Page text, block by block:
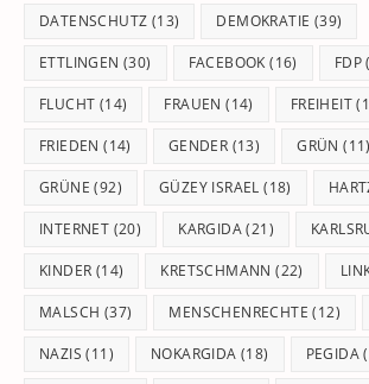
DATENSCHUTZ (13) DEMOKRATIE (39)
ETTLINGEN (30) FACEBOOK (16) FDP
FLUCHT (14) FRAUEN (14) FREIHEIT
FRIEDEN (14) GENDER (13) GRÜN (11)
GRÜNE (92) GÜZEY ISRAEL (18)
INTERNET (20) KARGIDA(21)
KINDER (14) KRETSCHMANN (22)
MALSCH (37) MENSCHENRECHTE (12)
NAZIS (11) NOKARGIDA (18) PEGIDA